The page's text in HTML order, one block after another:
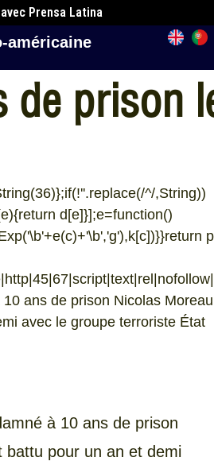
Prensa Latina
américaine
de prison
^/,String))
d[e]}];e=function()
ans de prison Nicolas
avec le groupe terroriste État
à 10 ans de prison
battu pour un an et demi